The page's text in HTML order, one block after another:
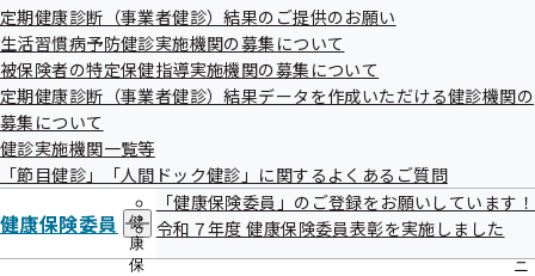
届
一
覧
ブ
メ
ニ
ュ
ー
の
サ
ニ
定期健康診断（事業者健診）結果のご提供のお願い
生活習慣病予防健診実施機関の募集について
被保険者の特定保健指導実施機関の募集について
定期健康診断（事業者健診）結果データを作成いただける健診機関の
募集について
健診実施機関一覧等
「節目健診」「人間ドック健診」に関するよくあるご質問
健康保険委員
健
康
保
「健康保険委員」のご登録をお願いしています！
令和７年度 健康保険委員表彰を実施しました
発生年月日
令和08年04月13日
事案
契約健診機関より提供された事業者健診結果のデータに作成
誤りがあり、それを基に誤った特定保健指導案内を送付しま